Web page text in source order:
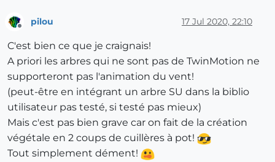
pilou 17 Jul 2020, 22:10
C'est bien ce que je craignais!
A priori les arbres qui ne sont pas de TwinMotion ne
supporteront pas l'animation du vent!
(peut-être en intégrant un arbre SU dans la biblio
utilisateur pas testé, si testé pas mieux)
Mais c'est pas bien grave car on fait de la création
végétale en 2 coups de cuillères à pot!
Tout simplement dément!